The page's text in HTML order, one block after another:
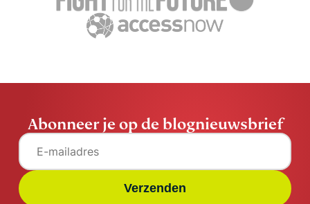
Abonneer je op de blognieuwsbrief
Verzenden